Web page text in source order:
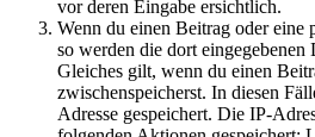
vor deren Eingabe ersichtlich.
Wenn du einen Beitrag oder eine
so werden die dort eingegebenen
Gleiches gilt, wenn du einen
zwischenspeicherst. In diesen
Adresse gespeichert. Die IP-